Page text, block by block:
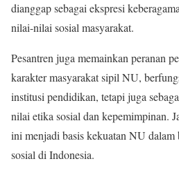
dianggap sebagai ekspresi
nilai-nilai sosial masyarakat.
Pesantren juga memainkan peranan
karakter masyarakat sipil NU,
institusi pendidikan, tetapi juga
nilai etika sosial dan kepemimpinan.
ini menjadi basis kekuatan NU
sosial di Indonesia.